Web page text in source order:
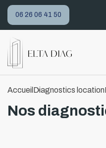
06 26 06 41 50
Accueil Diagnostics location
Nos